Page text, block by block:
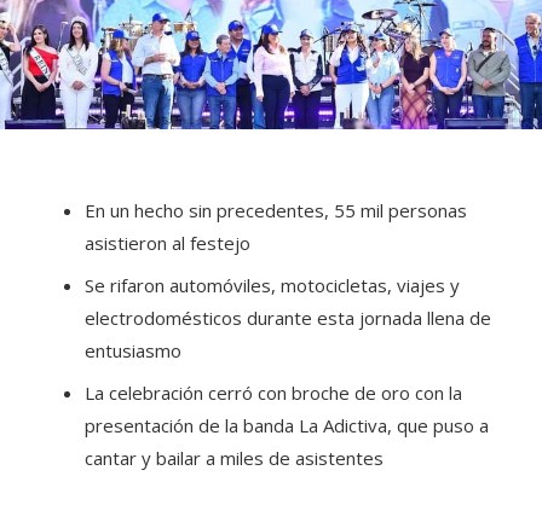
En un hecho sin precedentes, 55 mil personas
asistieron al festejo
Se rifaron automóviles, motocicletas, viajes y
electrodomésticos durante esta jornada llena de
entusiasmo
La celebración cerró con broche de oro con la
presentación de la banda La Adictiva, que puso a
cantar y bailar a miles de asistentes